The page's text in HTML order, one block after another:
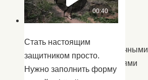
накрыты
столы
масленичными
угощениями
Стать настоящим
защитником просто.
Нужно заполнить форму